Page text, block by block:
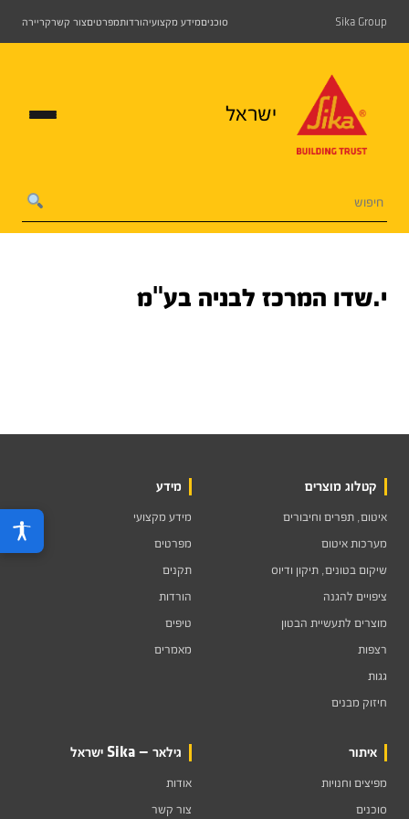
Sika Group סוכניםמידע מקצועיהורדותמפרטיםצור קשרקריירה
ישראל
י.שדו המרכז לבניה בע"מ
קטלוג מוצרים
איטום, תפרים וחיבורים
מערכות איטום
שיקום בטונים, תיקון ודיוס
ציפויים להגנה
מוצרים לתעשיית הבטון
רצפות
גגות
חיזוק מבנים
מידע
מידע מקצועי
מפרטים
תקנים
הורדות
טיפים
מאמרים
איתור
מפיצים וחנויות
סוכנים
גילאר — Sika ישראל
אודות
צור קשר